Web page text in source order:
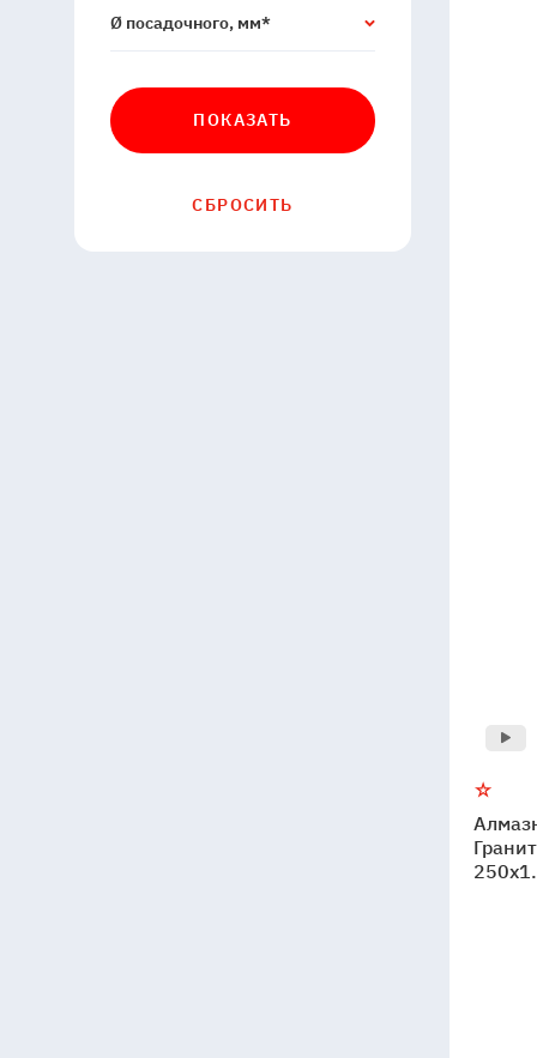
Ø посадочного, мм*
ПОКАЗАТЬ
СБРОСИТЬ